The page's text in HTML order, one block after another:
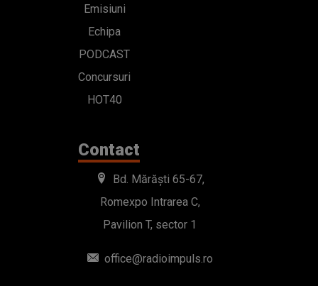
Emisiuni
Echipa
PODCAST
Concursuri
HOT40
Contact
Bd. Mărăști 65-67,
Romexpo Intrarea C,
Pavilion T, sector 1
office@radioimpuls.ro